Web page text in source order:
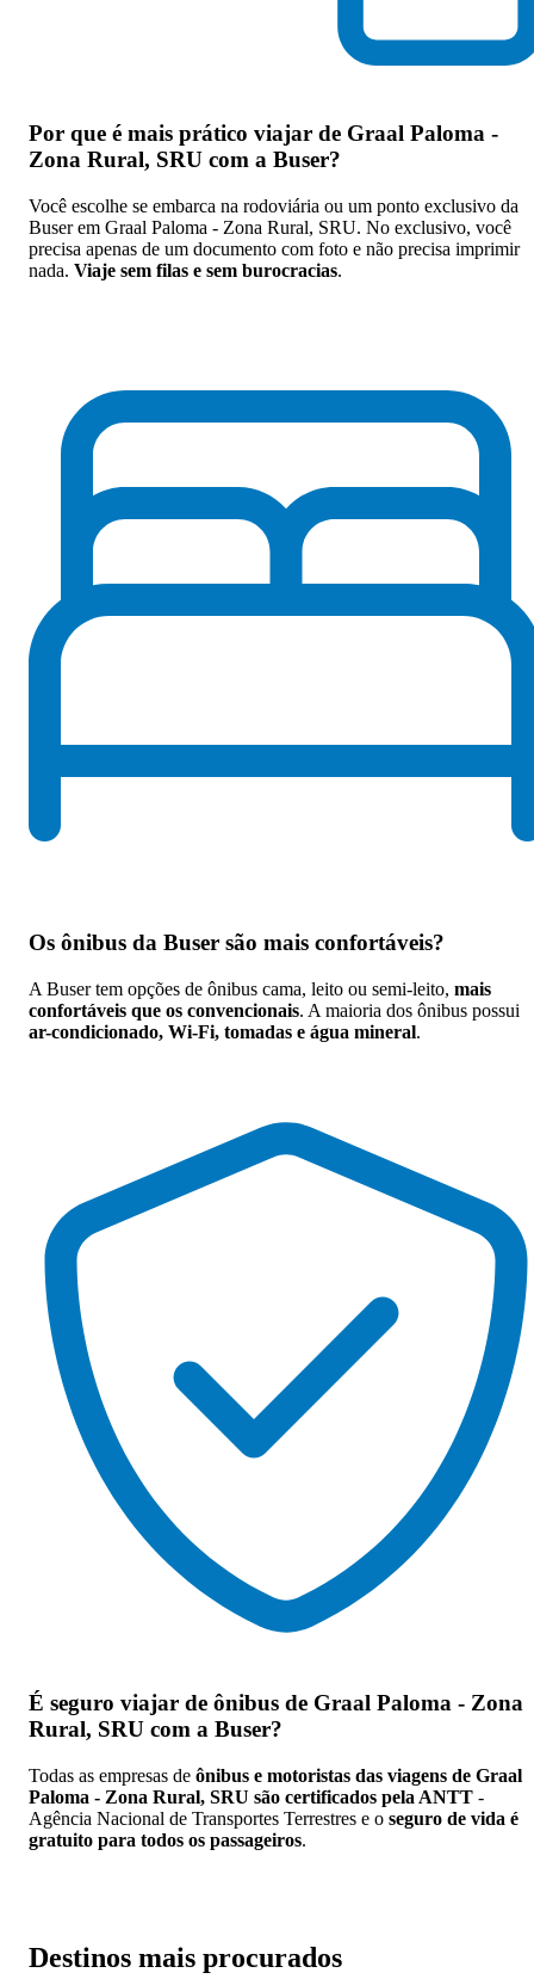
Por que é mais prático viajar de Graal Paloma -
Zona Rural, SRU com a Buser?
Você escolhe se embarca na rodoviária ou um ponto exclusivo da
Buser em Graal Paloma - Zona Rural, SRU. No exclusivo, você
precisa apenas de um documento com foto e não precisa imprimir
nada. Viaje sem filas e sem burocracias.
Os ônibus da Buser são mais confortáveis?
A Buser tem opções de ônibus cama, leito ou semi-leito, mais
confortáveis que os convencionais. A maioria dos ônibus possui
ar-condicionado, Wi-Fi, tomadas e água mineral.
É seguro viajar de ônibus de Graal Paloma - Zona
Rural, SRU com a Buser?
Todas as empresas de ônibus e motoristas das viagens de Graal
Paloma - Zona Rural, SRU são certificados pela ANTT -
Agência Nacional de Transportes Terrestres e o seguro de vida é
gratuito para todos os passageiros.
Destinos mais procurados